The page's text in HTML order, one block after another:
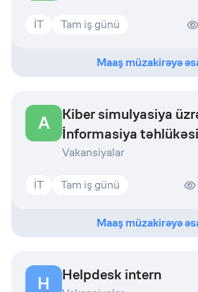
İT Tam iş günü
Maaş müzakirəyə
A
Kiber simulyasiya
İnformasiya
Vakansiyalar
İT Tam iş günü
Maaş müzakirəyə
H Helpdesk intern